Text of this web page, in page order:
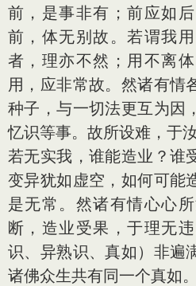
前，是事非有；前应如
前，体无别故。若谓我
者，理亦不然；用不离
用，应非常故。然诸有情
种子，与一切法更互为因
忆识等事。故所设难，于
若无实我，谁能造业？谁
变异犹如虚空，如何可能
是无常。然诸有情心心
断，造业受果，于理无
识、异熟识、真如）非遍
诸佛众生共有同一个真如。